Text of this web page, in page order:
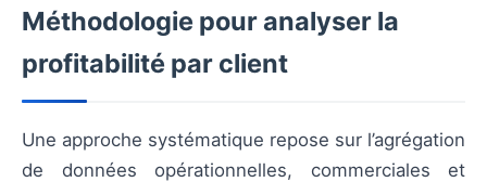
Méthodologie pour analyser la
profitabilité par client
Une approche systématique repose sur l’agrégation
de données opérationnelles, commerciales et